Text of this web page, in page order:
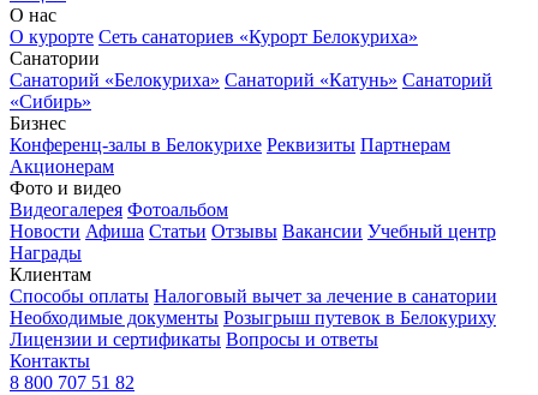
О нас
О курорте Сеть санаториев «Курорт Белокуриха»
Санатории
Санаторий «Белокуриха» Санаторий «Катунь» Санаторий
«Сибирь»
Бизнес
Конференц-залы в Белокурихе Реквизиты Партнерам
Акционерам
Фото и видео
Видеогалерея Фотоальбом
Новости Афиша Статьи Отзывы Вакансии Учебный центр
Награды
Клиентам
Способы оплаты Налоговый вычет за лечение в санатории
Необходимые документы Розыгрыш путевок в Белокуриху
Лицензии и сертификаты Вопросы и ответы
Контакты
8 800 707 51 82